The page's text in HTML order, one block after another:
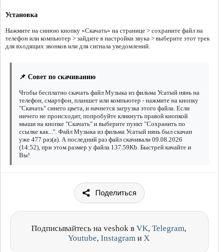
Установка
Нажмите на синюю кнопку «Скачать» на странице > сохраните файл на
телефон или компьютер > зайдите в настройки звука > выберите этот трек
для входящих звонков или для сигнала уведомлений.
📌 Совет по скачиванию
Чтобы бесплатно скачать файл Музыка из фильма Усатый нянь на
телефон, смартфон, планшет или компьютер - нажмите на кнопку
"Скачать" синего цвета, и начнется загрузка этого файла. Если
ничего не происходит, попробуйте кликнуть правой кнопкой
мыши на кнопке "Скачать" и выберите пункт "Сохранить по
ссылке как...". Файл Музыка из фильма Усатый нянь был скачан
уже 477 раз(а). А последний раз файл скачивали 09.08.2026
(14:52), при этом размер у файла 137.59Kb. Быстрей качайте и
Вы!
Поделиться
Подписывайтесь на veshok в VK, Telegram,
Youtube, Instagram и X